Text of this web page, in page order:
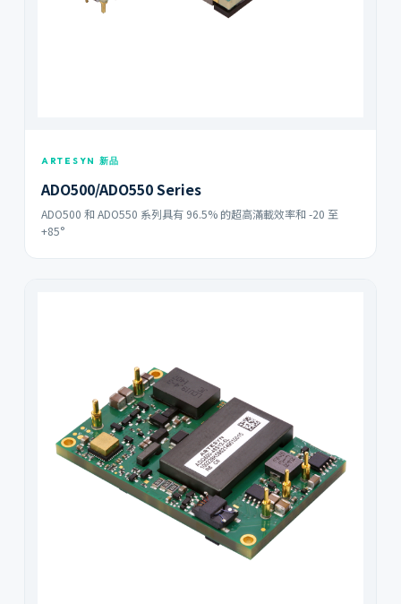
ARTESYN 新品
ADO500/ADO550 Series
ADO500 和 ADO550 系列具有 96.5% 的超高滿載效率和 -20 至
+85°